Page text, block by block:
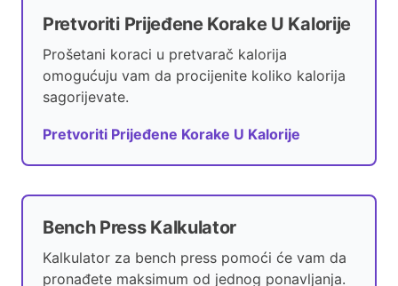
Pretvoriti Prijeđene Korake U Kalorije
Prošetani koraci u pretvarač kalorija
omogućuju vam da procijenite koliko kalorija
sagorijevate.
Pretvoriti Prijeđene Korake U Kalorije
Bench Press Kalkulator
Kalkulator za bench press pomoći će vam da
pronađete maksimum od jednog ponavljanja.